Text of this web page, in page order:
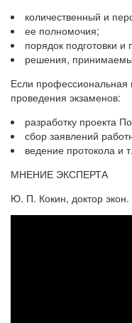
количественный и
ее полномочия;
порядок подготовки
решения,
Если профессиональная
проведения экзаменов:
разработку проекта
сбор заявлений
ведение протокола и
МНЕНИЕ ЭКСПЕРТА
Ю. П. Кокин, доктор